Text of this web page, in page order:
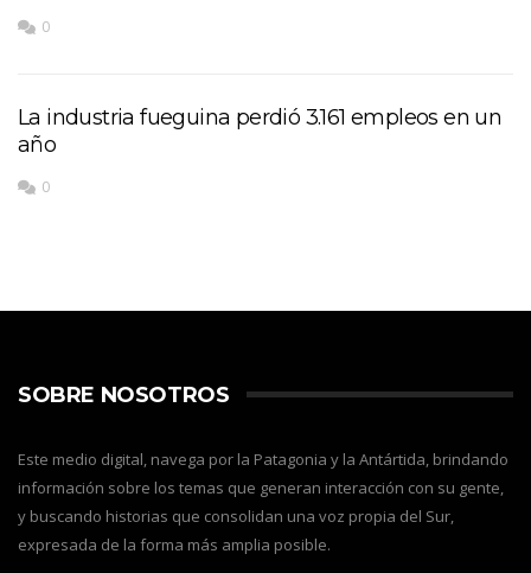
0
La industria fueguina perdió 3.161 empleos en un
año
0
SOBRE NOSOTROS
Este medio digital, navega por la Patagonia y la Antártida, brindando
información sobre los temas que generan interacción con su gente,
y buscando historias que consolidan una voz propia del Sur,
expresada de la forma más amplia posible.